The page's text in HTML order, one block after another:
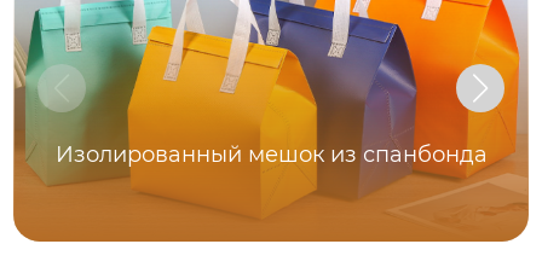
Изолированный мешок из спанбонда